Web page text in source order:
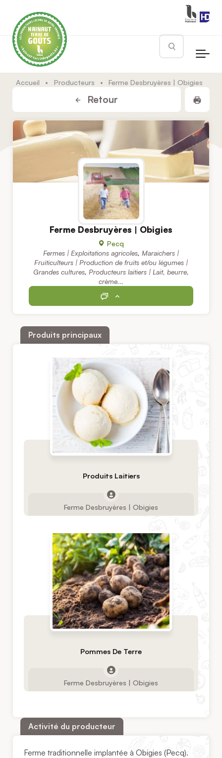
Rechercher
Accueil • Producteurs • Ferme Desbruyères | Obigies
Retour
Ferme Desbruyères | Obigies
Pecq
Fermes | Exploitations agricoles, Maraichers |
Fruiticulteurs | Production de fruits et/ou légumes |
Grandes cultures, Producteurs laitiers | Lait, beurre,
crème...
Produits principaux
Produits Laitiers
Ferme Desbruyères | Obigies
Pommes De Terre
Ferme Desbruyères | Obigies
Activité du producteur
Ferme traditionnelle implantée à Obigies (Pecq).